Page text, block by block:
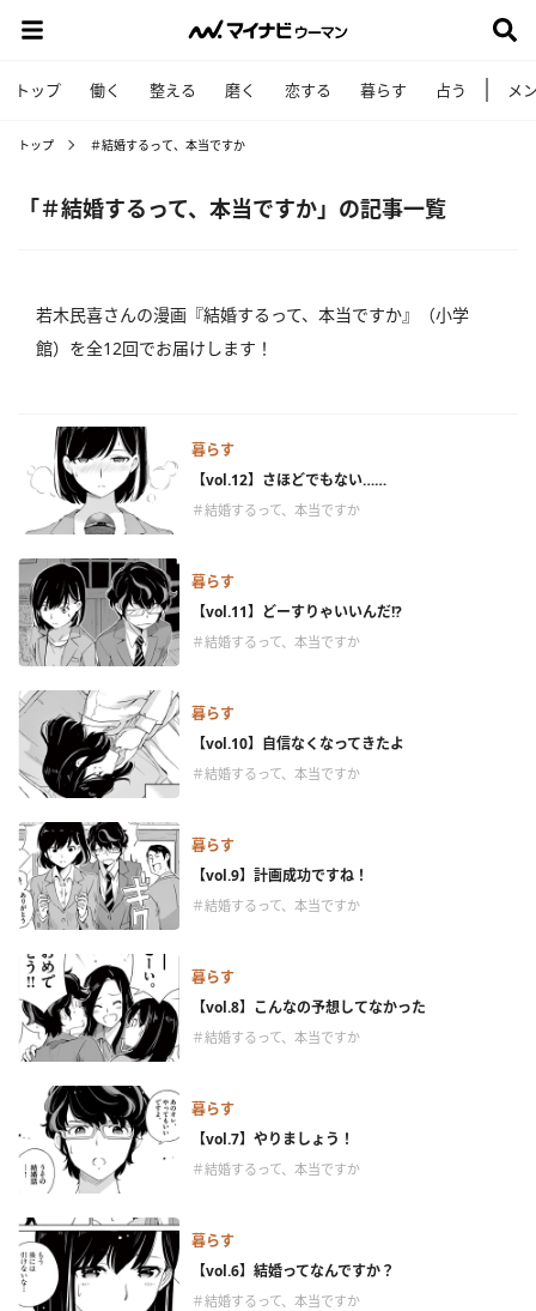
トップ 働く 整える 磨く 恋する 暮らす 占う メ
トップ ＃結婚するって、本当ですか
「＃結婚するって、本当ですか」の記事一覧
若木民喜さんの漫画『結婚するって、本当ですか』（小学
館）を全12回でお届けします！
暮らす
【vol.12】さほどでもない……
＃結婚するって、本当ですか
暮らす
【vol.11】どーすりゃいいんだ!?
＃結婚するって、本当ですか
暮らす
【vol.10】自信なくなってきたよ
＃結婚するって、本当ですか
暮らす
【vol.9】計画成功ですね！
＃結婚するって、本当ですか
暮らす
【vol.8】こんなの予想してなかった
＃結婚するって、本当ですか
暮らす
【vol.7】やりましょう！
＃結婚するって、本当ですか
暮らす
【vol.6】結婚ってなんですか？
＃結婚するって、本当ですか